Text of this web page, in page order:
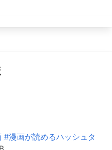
#漫画が読めるハッシュタ